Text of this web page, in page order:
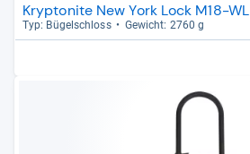
Kryptonite New York Lock M18-WL
Typ: Bügel­schloss Gewicht: 2760 g